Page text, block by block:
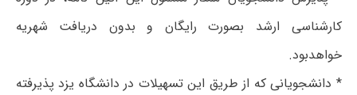
کارشناسی ارشد بصورت رایگان و بدون دریافت شهریه
خواهدبود.
* دانشجویانی که از طریق این تسهیلات در دانشگاه یزد پذیرفته